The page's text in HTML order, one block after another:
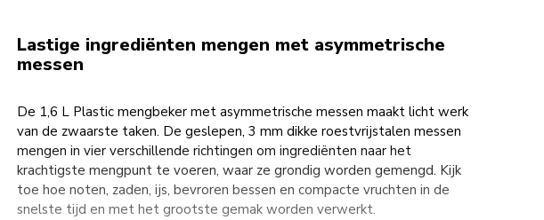
Lastige ingrediënten mengen met asymmetrische
messen
De 1,6 L Plastic mengbeker met asymmetrische messen maakt licht werk
van de zwaarste taken. De geslepen, 3 mm dikke roestvrijstalen messen
mengen in vier verschillende richtingen om ingrediënten naar het
krachtigste mengpunt te voeren, waar ze grondig worden gemengd. Kijk
toe hoe noten, zaden, ijs, bevroren bessen en compacte vruchten in de
snelste tijd en met het grootste gemak worden verwerkt.